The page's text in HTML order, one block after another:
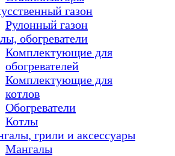
газон
Рулонный газон
обогреватели
Комплектующие для
обогревателей
Комплектующие для
котлов
Обогреватели
Котлы
грили и аксессуары
Мангалы